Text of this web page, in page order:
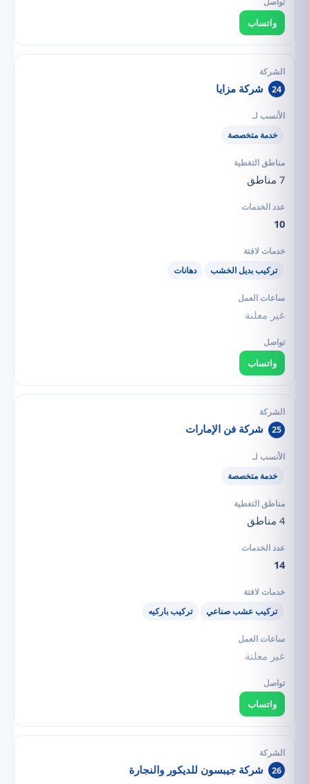
واتساب
24 شركة مزايا
خدمة متخصصة
7 مناطق
10
تركيب بديل الخشب دهانات
غير معلنة
واتساب
25 شركة فن الإمارات
خدمة متخصصة
4 مناطق
14
تركيب عشب صناعي تركيب باركيه
غير معلنة
واتساب
26 شركة جيبسون للديكور والنجارة